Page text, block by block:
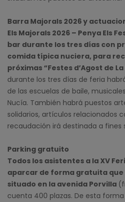
Barra Majorals 2026 y
Els Majorals 2026 – Penya Els
bar durante los tres días con
comida típica nuciera, para
próximas “Festes d’Agost de
durante los tres días de feria
de las escuelas de baile,
Nucía. También habrá puestos
solidarios, artículos relacionados
recaudación irá destinada a fines
Parking gratuito
Todos los asistentes a la XV
aparcar de forma gratuita que
situado en la avenida Porvilla
cuenta 400 plazas. De esta